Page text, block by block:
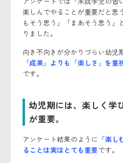
楽しんでやることが重要だと思
もそう思う」「まあそう思う」
りました。
向き不向きが分かりづらい幼児
「成果」よりも「楽しさ」 を重
です。
幼児期には、楽しく学
が重要。
アンケート結果のように 「楽
ることは実はとても重要です。